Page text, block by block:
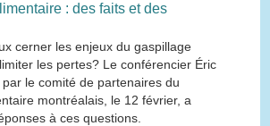
: des faits et des
cerner les enjeux du gaspillage
les pertes? Le conférencier Éric
le comité de partenaires du
montréalais, le 12 février, a
à ces questions.